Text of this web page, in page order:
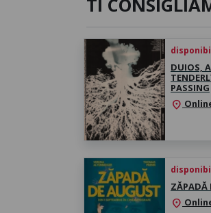
TI
DUIOS,
PASSING
location_on
ZĂPADĂ
location_on